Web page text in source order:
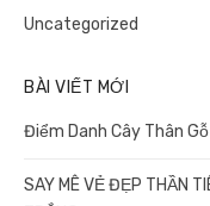
Uncategorized
BÀI VIẾT MỚI
Điểm Danh Cây Thân
SAY MÊ VẺ ĐẸP THẦN